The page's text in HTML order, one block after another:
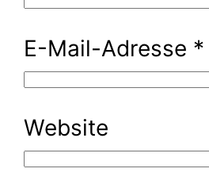
E-Mail-Adresse *
Website